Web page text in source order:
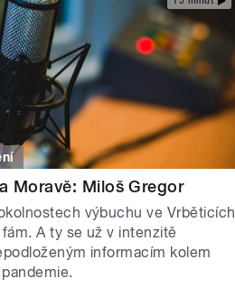
Moravě: Miloš Gregor
výbuchu ve Vrběticích
A ty se už v intenzitě
informacím kolem